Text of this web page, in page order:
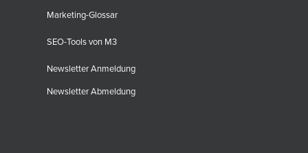
Marketing-Glossar
SEO-Tools von M3
Newsletter Anmeldung
Newsletter Abmeldung